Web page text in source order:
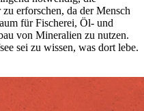
erforschen, da der Mensch
für Fischerei, Öl- und
von Mineralien zu nutzen.
sei zu wissen, was dort lebe.